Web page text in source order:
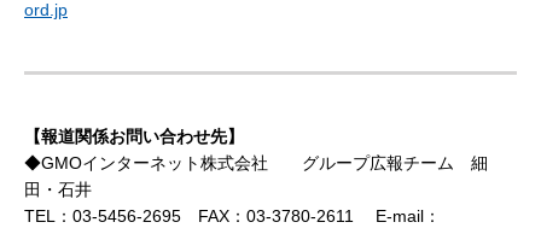
ord.jp
【報道関係お問い合わせ先】
◆GMOインターネット株式会社 グループ広報チーム 細
田・石井
TEL：03-5456-2695 FAX：03-3780-2611 E-mail：